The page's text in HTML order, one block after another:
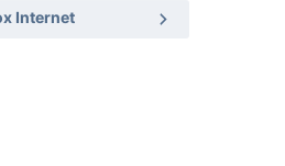
Internet